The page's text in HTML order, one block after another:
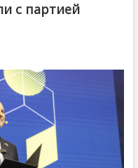
с партией